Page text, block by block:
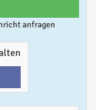
anfragen